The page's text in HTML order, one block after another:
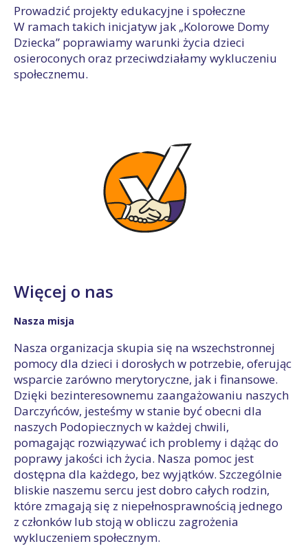
Prowadzić projekty edukacyjne i społeczne
W ramach takich inicjatyw jak „Kolorowe Domy
Dziecka” poprawiamy warunki życia dzieci
osieroconych oraz przeciwdziałamy wykluczeniu
społecznemu.
Więcej o nas
Nasza misja
Nasza organizacja skupia się na wszechstronnej
pomocy dla dzieci i dorosłych w potrzebie, oferując
wsparcie zarówno merytoryczne, jak i finansowe.
Dzięki bezinteresownemu zaangażowaniu naszych
Darczyńców, jesteśmy w stanie być obecni dla
naszych Podopiecznych w każdej chwili,
pomagając rozwiązywać ich problemy i dążąc do
poprawy jakości ich życia. Nasza pomoc jest
dostępna dla każdego, bez wyjątków. Szczególnie
bliskie naszemu sercu jest dobro całych rodzin,
które zmagają się z niepełnosprawnością jednego
z członków lub stoją w obliczu zagrożenia
wykluczeniem społecznym.